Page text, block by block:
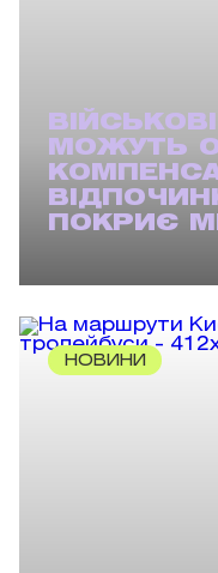
МОЖУТЬ
ПОКРИЄ
НОВИНИ